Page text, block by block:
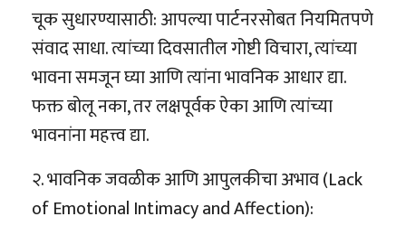
चूक सुधारण्यासाठी: आपल्या पार्टनरसोबत नियमितपणे
संवाद साधा. त्यांच्या दिवसातील गोष्टी विचारा, त्यांच्या
भावना समजून घ्या आणि त्यांना भावनिक आधार द्या.
फक्त बोलू नका, तर लक्षपूर्वक ऐका आणि त्यांच्या
भावनांना महत्त्व द्या.
२. भावनिक जवळीक आणि आपुलकीचा अभाव (Lack
of Emotional Intimacy and Affection):